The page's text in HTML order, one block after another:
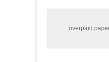
… overpaid